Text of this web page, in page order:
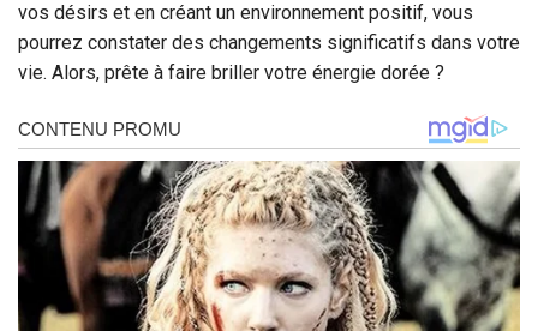
vos désirs et en créant un environnement positif, vous
pourrez constater des changements significatifs dans votre
vie. Alors, prête à faire briller votre énergie dorée ?